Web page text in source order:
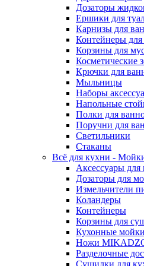
Дозаторы
Ершики для
Карнизы для
Контейнеры для
Корзины для
Косметические
Крючки для
Мыльницы
Наборы
Напольные
Полки для
Поручни для
Светильники
Стаканы
Всё для кухни -
Аксессуары
Дозаторы для
Измельчители
Коландеры
Контейнеры
Корзины для
Кухонные мойки
Ножи
Разделочные
Сушилки для